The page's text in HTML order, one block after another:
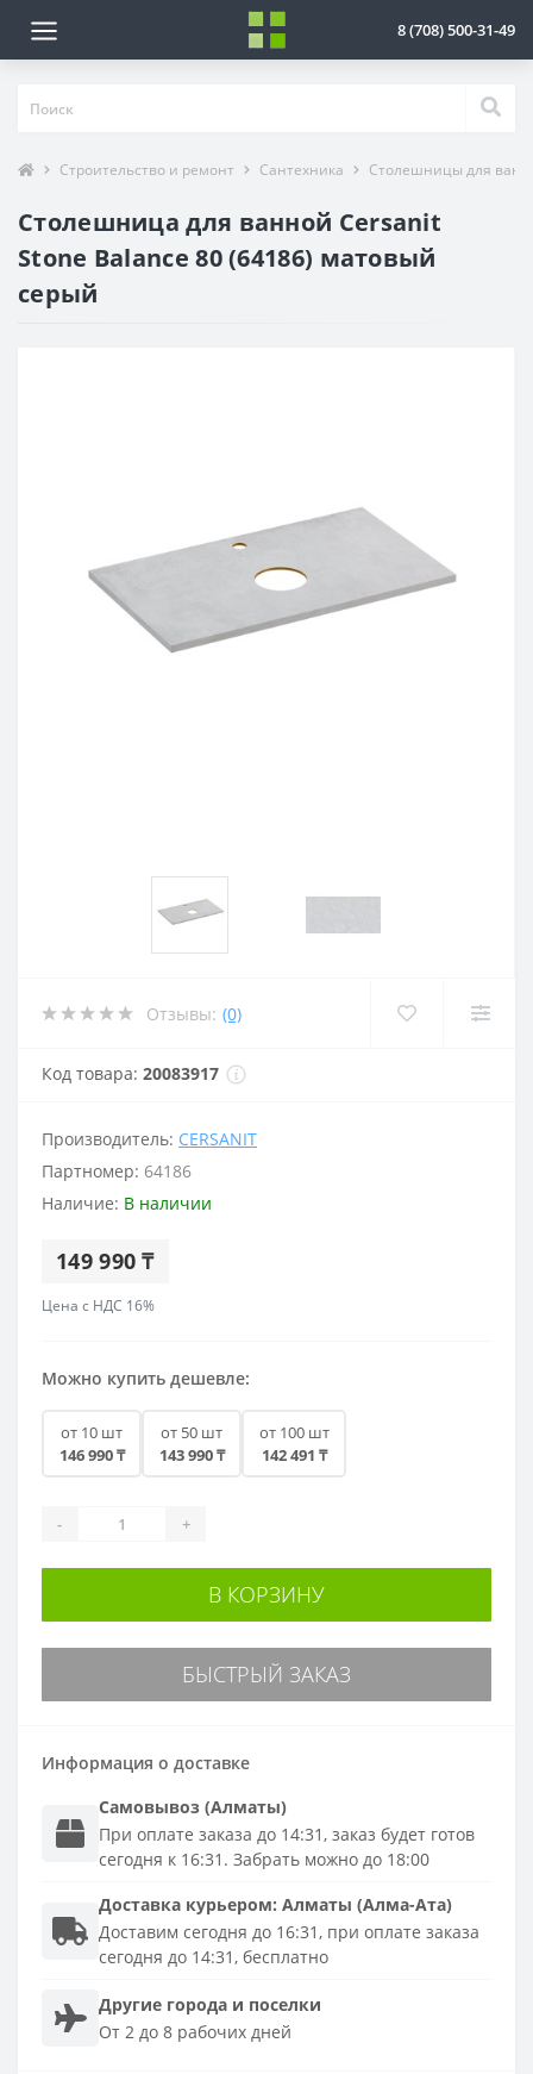
8 (708) 500-31-49
Строительство и ремонт Сантехника Столешницы для
Столешница для ванной Cersanit
Stone Balance 80 (64186) матовый
серый
Отзывы: (0)
Код товара: 20083917
Производитель: CERSANIT
Партномер: 64186
Наличие: В наличии
149 990 ₸
Цена с НДС 16%
Можно купить дешевле:
от 10 шт
146 990 ₸
от 50 шт
143 990 ₸
от 100 шт
142 491 ₸
- +
В КОРЗИНУ
БЫСТРЫЙ ЗАКАЗ
Информация о доставке
Самовывоз (Алматы)
При оплате заказа до 14:31, заказ будет готов
сегодня к 16:31. Забрать можно до 18:00
Доставка курьером: Алматы (Алма-Ата)
Доставим сегодня до 16:31, при оплате заказа
сегодня до 14:31, бесплатно
Другие города и поселки
От 2 до 8 рабочих дней